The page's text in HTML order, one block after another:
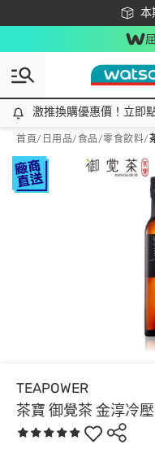
本
下
激推換購優惠價！立即點我
激推換購優惠價！立即
首頁/ 日用品/食品/零食飲料/
TEAPOWER
茶寶 御覺茶 金淳冷